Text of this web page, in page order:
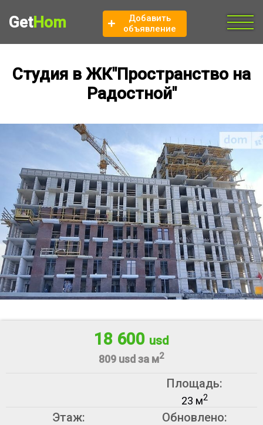
GetHom
Добавить
объявление
Студия в ЖК"Пространство на
Радостной"
18 600 usd
809 usd за м2
Площадь:
23 м2
Этаж: Обновлено: